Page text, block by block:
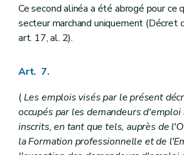
Ce second alinéa a été abrogé pour ce
secteur marchand uniquement (Décret
art. 17, al. 2).
Art. 7.
(Les emplois visés par le présent
occupés par les demandeurs d'emploi
inscrits, en tant que tels, auprès de
la Formation professionnelle et de